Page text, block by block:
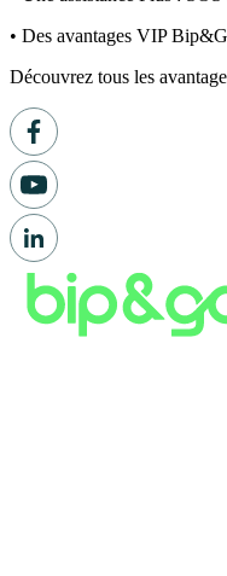
• Des avantages VIP
Découvrez tous les